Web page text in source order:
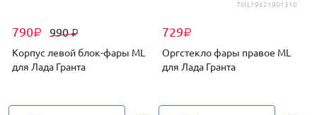
790₽ 990₽
Корпус левой блок-фары ML
для Лада Гранта
7ML19621901310
729₽
Оргстекло фары правое ML
для Лада Гранта